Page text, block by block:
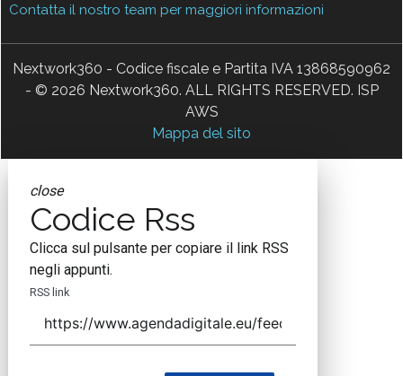
Contatta il nostro team per maggiori informazioni
Nextwork360 - Codice fiscale e Partita IVA 13868590962
- © 2026 Nextwork360. ALL RIGHTS RESERVED. ISP
AWS
Mappa del sito
close
Codice Rss
Clicca sul pulsante per copiare il link RSS
negli appunti.
RSS link